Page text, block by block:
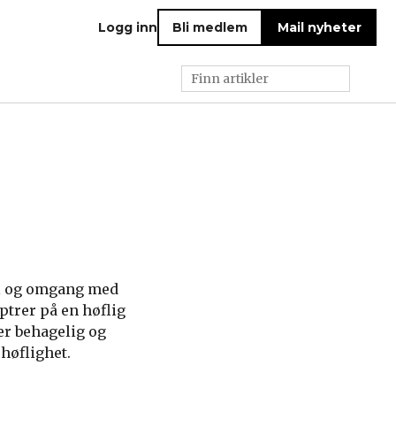
Logg inn Bli medlem Mail nyheter
omgang med
på en høflig
behagelig og